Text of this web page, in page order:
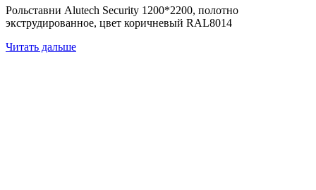
Рольставни Alutech Security 1200*2200, полотно
экструдированное, цвет коричневый RAL8014
Читать дальше